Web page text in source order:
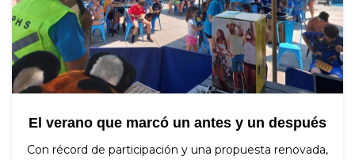
El verano que marcó un antes y un después
Con récord de participación y una propuesta renovada,